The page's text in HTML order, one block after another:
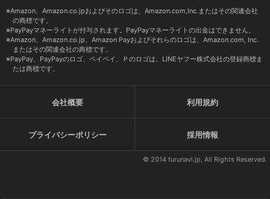
Amazon、Amazon.co.jpおよびそのロゴは、Amazon.com,Inc.またはその関連会社
の商標です。
PayPayマネーライトが付与されます。PayPayマネーライトの出金はできません。
Amazon、Amazon.co.jp、Amazon Payおよびそれらのロゴは、Amazon.com, Inc.
またはその関連会社の商標です。
PayPay、PayPayのロゴ、ペイペイ、Ｐのロゴは、LINEヤフー株式会社の登録商標ま
たは商標です。
会社概要 利用規約
プライバシーポリシー 採用情報
© 2014 furunavi.jp, All Rights Reserved.